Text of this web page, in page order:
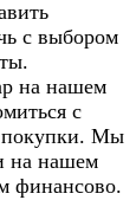
с выбором
на нашем
с
покупки. Мы
на нашем
финансово.